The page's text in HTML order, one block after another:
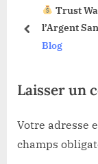
t
:
de Gagner
Options
prev
Laisser un
Votre adresse
champs